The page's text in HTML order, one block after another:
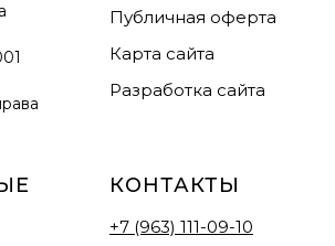
Публичная оферта
Карта сайта
Разработка сайта
КОНТАКТЫ
+7 (963) 111-09-10